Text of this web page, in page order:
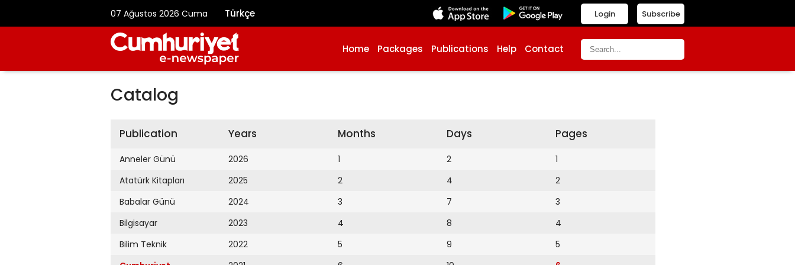
07 Ağustos 2026 Cuma Türkçe Subscribe
Login
Home Packages Publications Help Contact
Catalog
Publication
Anneler Günü
Atatürk Kitapları
Babalar Günü
Bilgisayar
Bilim Teknik
Years
2026
2025
2024
2023
2022
Months
1
2
3
4
5
Days
2
4
7
8
9
Pages
1
2
3
4
5